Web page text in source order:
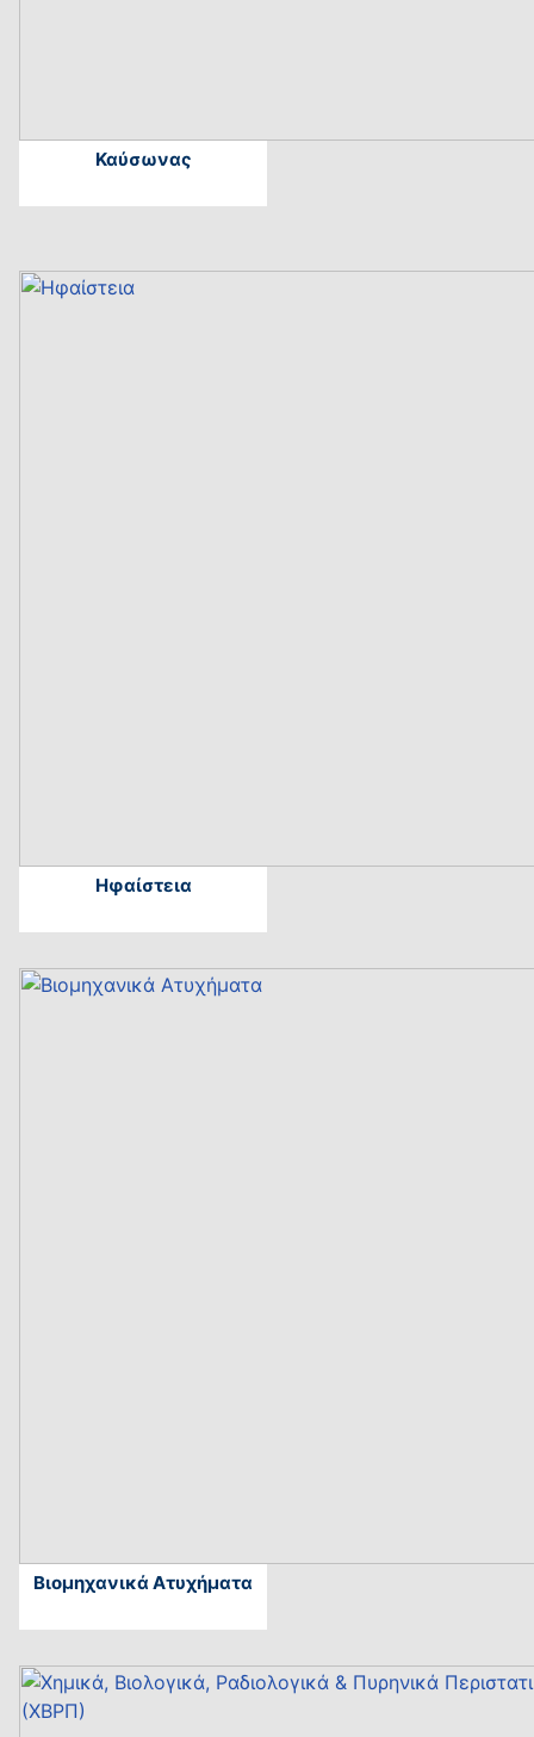
Καύσωνας
Ηφαίστεια
Βιομηχανικά Ατυχήματα